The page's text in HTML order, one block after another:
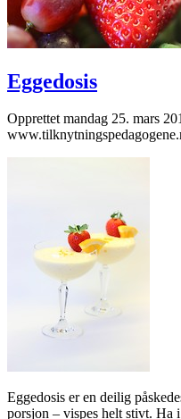
Eggedosis
Opprettet mandag 25. mars
Eggedosis er en deilig
porsjon – vispes helt stivt. Ha